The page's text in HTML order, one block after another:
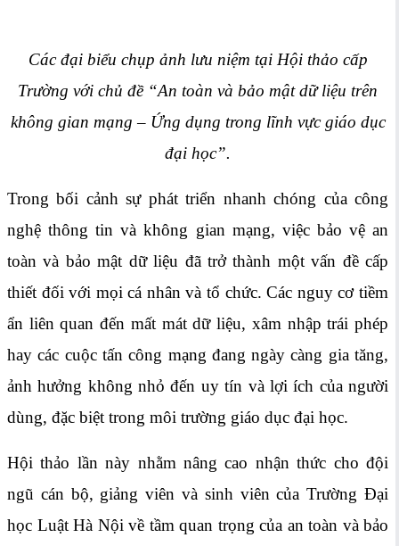
Các đại biểu chụp ảnh lưu niệm tại Hội thảo cấp
Trường với chủ đề “An toàn và bảo mật dữ liệu trên
không gian mạng – Ứng dụng trong lĩnh vực giáo dục
đại học”.
Trong bối cảnh sự phát triển nhanh chóng của công
nghệ thông tin và không gian mạng, việc bảo vệ an
toàn và bảo mật dữ liệu đã trở thành một vấn đề cấp
thiết đối với mọi cá nhân và tổ chức. Các nguy cơ tiềm
ẩn liên quan đến mất mát dữ liệu, xâm nhập trái phép
hay các cuộc tấn công mạng đang ngày càng gia tăng,
ảnh hưởng không nhỏ đến uy tín và lợi ích của người
dùng, đặc biệt trong môi trường giáo dục đại học.
Hội thảo lần này nhằm nâng cao nhận thức cho đội
ngũ cán bộ, giảng viên và sinh viên của Trường Đại
học Luật Hà Nội về tầm quan trọng của an toàn và bảo